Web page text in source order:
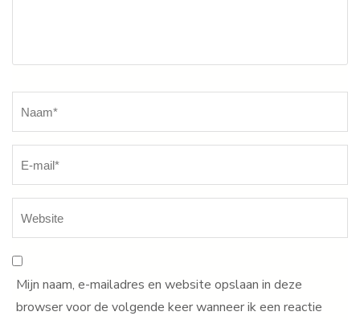
Mijn naam, e-mailadres en website opslaan in deze
browser voor de volgende keer wanneer ik een reactie